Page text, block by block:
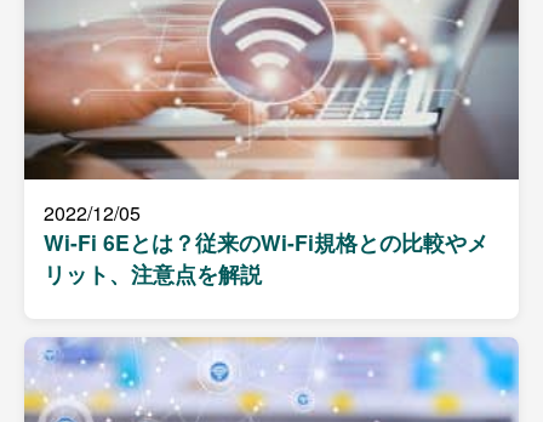
2022/12/05
Wi-Fi 6Eとは？従来のWi-Fi規格との比較やメ
リット、注意点を解説